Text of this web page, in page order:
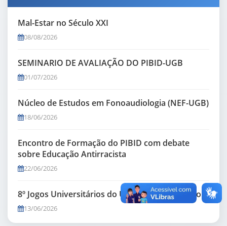
Mal-Estar no Século XXI
08/08/2026
SEMINARIO DE AVALIAÇÃO DO PIBID-UGB
01/07/2026
Núcleo de Estudos em Fonoaudiologia (NEF-UGB)
18/06/2026
Encontro de Formação do PIBID com debate
sobre Educação Antirracista
22/06/2026
8º Jogos Universitários do UGB dia de Atletismo
13/06/2026